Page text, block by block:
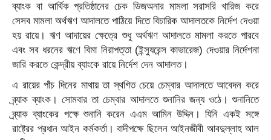
ব্যাংক বা আর্থিক প্রতিষ্ঠানের চেক ডিজঅনার মামলা সরাসরি খারিজ করে
সেসব মামলা অর্থঋণ আদালতে পাঠিয়ে দিতে বিচারিক আদালতকে নির্দেশ দেওয়া
হয় রায়ে। ঋণ আদায়ের ক্ষেত্রে শুধু অর্থঋণ আদালতে মামলা করতে পারবে
এবং সব ধরনের ঋণে বিমা নিরাপত্তা (ইন্স্যুরেন্স কাভারেজ) দেওয়ার নির্দেশনা
জারি করতে কেন্দ্রীয় ব্যাংকে রায়ে নির্দেশ দেন আদালত।
এ রায়ের পাঁচ দিনের মাথায় তা স্থগিত চেয়ে চেম্বার আদালতে আবেদন করে
ব্র্যাক ব্যাংক। সোমবার তা চেম্বার আদালতে শুনানির জন্য ওঠে। শুনানিতে
ব্র্যাক ব্যাংকের পক্ষে শুনানি করেন এএম আমিন উদ্দিন। যিনি একই সঙ্গে
রাষ্ট্রের প্রধান আইন কর্মকর্তা। বাদীপক্ষে ছিলেন আইনজীবী আবদুল্লাহ আল